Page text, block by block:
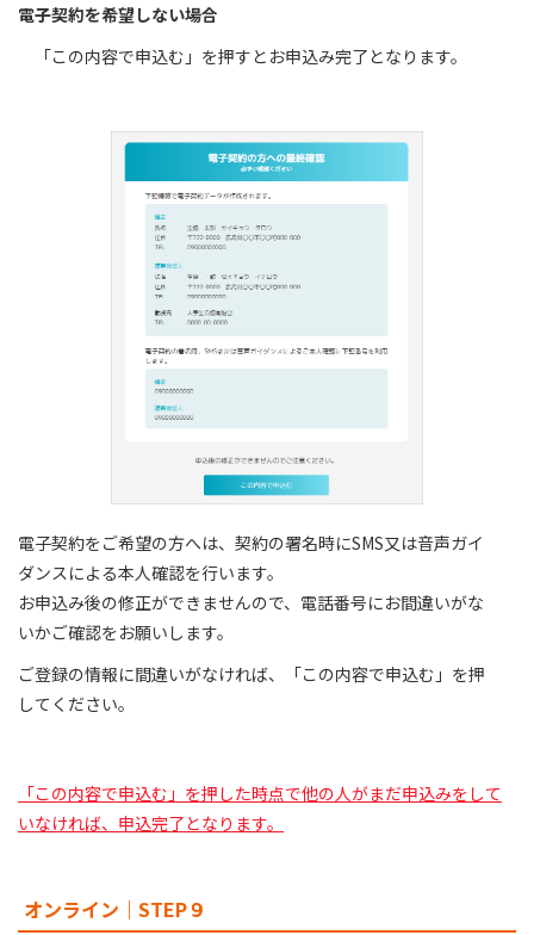
電子契約を希望しない場合
「この内容で申込む」を押すとお申込み完了となります。
電子契約をご希望の方へは、契約の署名時にSMS又は音声ガイ
ダンスによる本人確認を行います。
お申込み後の修正ができませんので、電話番号にお間違いがな
いかご確認をお願いします。
ご登録の情報に間違いがなければ、「この内容で申込む」を押
してください。
「この内容で申込む」を押した時点で他の人がまだ申込みをして
いなければ、申込完了となります。
オンライン｜STEP９